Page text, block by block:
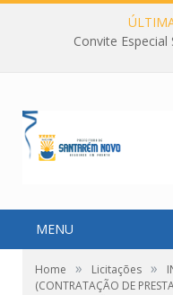
Convite Especial
MENU
Home » Licitações »
(CONTRATAÇÃO DE